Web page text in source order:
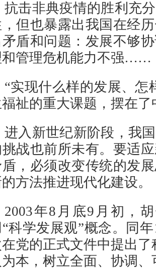
抗击非典疫情的胜利充
但也暴露出我国在经
盾和问题：发展不够
和管理危机能力不强……
“实现什么样的发展、怎
祉的重大课题，摆在
进入新世纪新阶段，我
战也前所未有。要适
，必须改变传统的发
方法推进现代化建设。
2003年8月底9月初，
“科学发展观”概念。同
党的正式文件中提出
为本，树立全面、协调